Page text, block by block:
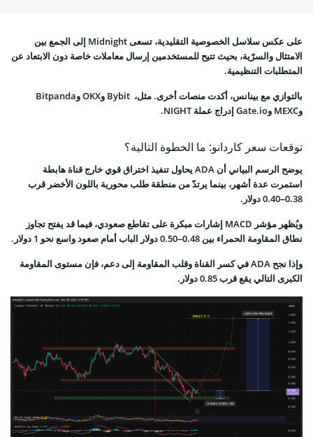
على عكس سلاسل الخصوصية التقليدية، تسعى Midnight إلى الجمع بين
الامتثال والسرّية، بحيث تتيح للمستخدمين إرسال معاملات خاصة دون الابتعاد عن
المتطلبات التنظيمية.
بالتوازي مع بينانس، أكدت منصات أخرى. مثل، Bybit وOKX وBitpanda
وMEXC وGate.io إدراج عملة NIGHT.
توقعات سعر كاردانو: ما الخطوة التالية؟
يوضح الرسم البياني أن ADA يحاول تنفيذ اختراق قوي خارج قناة هابطة
استمرت عدة أشهر، بينما يرتدّ من منطقة طلب محورية باللون الأخضر قرب
0.38–0.40 دولار.
ويُظهر مؤشر MACD إشارات مبكرة على تقاطع صعودي، فيما قد يفتح تجاوز
نطاق المقاومة الحمراء بين 0.48–0.50 دولار الباب أمام صعود واسع نحو 1 دولار.
وإذا نجح ADA في كسر القناة وقلب المقاومة إلى دعم، فإن مستوى المقاومة
الكبرى التالي يقع قرب 0.85 دولار.